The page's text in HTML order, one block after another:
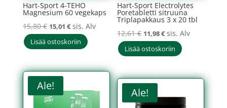
Hart-Sport 4-TEHO
Magnesium 60 vegekaps
15,80€ Alkuperäinen
hinta
oli:
15,80 €.
15,01 €Nykyinen
hinta
on:
15,01 €.
sis. Alv
Lisää ostoskoriin
Hart-Sport Electrolytes
Poretabletti sitruuna
Triplapakkaus 3 x 20 tbl
12,61€ Alkuperäinen
hinta
oli:
12,61 €.
11,98€Nykyinen
hinta
on:
11,98 €.
sis. Alv
Lisää ostoskoriin
Ale!
Ale!